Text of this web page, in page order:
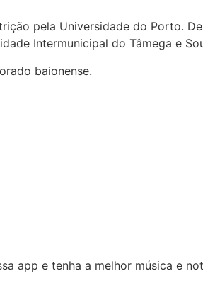
pela Universidade do Porto.
Intermunicipal do Tâmega e
baionense.
app e tenha a melhor música e